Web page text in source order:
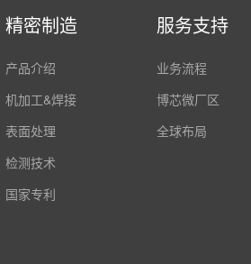
精密制造
产品介绍
机加工&焊接
表面处理
检测技术
国家专利
服务支持
业务流程
博芯微厂区
全球布局